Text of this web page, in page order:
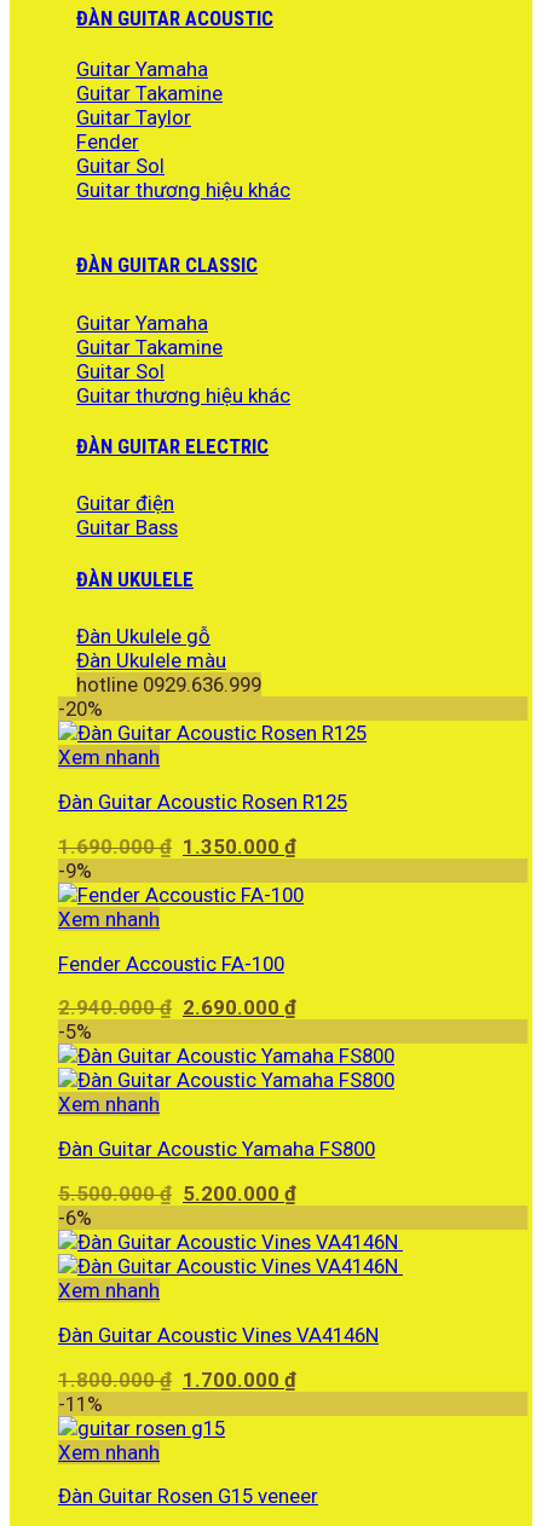
là:
35.900.000 ₫.
ĐÀN GUITAR ACOUSTIC
Guitar Yamaha
Guitar Takamine
Guitar Taylor
Fender
Guitar Sol
Guitar thương hiệu khác
ĐÀN GUITAR CLASSIC
Guitar Yamaha
Guitar Takamine
Guitar Sol
Guitar thương hiệu khác
ĐÀN GUITAR ELECTRIC
Guitar điện
Guitar Bass
ĐÀN UKULELE
Đàn Ukulele gỗ
Đàn Ukulele màu
hotline 0929.636.999
-20%
Xem nhanh
Đàn Guitar Acoustic Rosen R125
1.690.000₫ Giá
là:
1.350.000₫Giá
tại
-9%
Xem nhanh
Fender Accoustic FA-100
2.940.000₫ Giá
là:
2.940.000 ₫.
2.690.000₫Giá
tại
là:
-5%
Xem nhanh
Đàn Guitar Acoustic Yamaha FS800
5.500.000₫ Giá
là:
5.500.000 ₫.
5.200.000₫Giá
tại
là:
-6%
Xem nhanh
Đàn Guitar Acoustic Vines VA4146N
1.800.000₫ Giá
là:
1.700.000₫Giá
-11%
Xem nhanh
Đàn Guitar Rosen G15 veneer